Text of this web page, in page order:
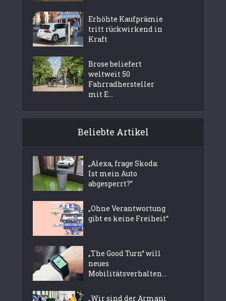
Erhöhte Kaufprämie
tritt rückwirkend in
Kraft
Brose beliefert
weltweit 50
Fahrradhersteller
mit E...
Beliebte Artikel
„Alexa, frage Skoda:
Ist mein Auto
abgesperrt?”
„Ohne Verantwortung
gibt es keine Freiheit“
„The Good Turn“ will
neues
Mobilitätsverhalten...
„Wir sind der Armani